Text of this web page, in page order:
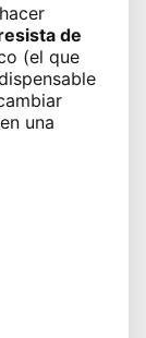
de
(el que
una